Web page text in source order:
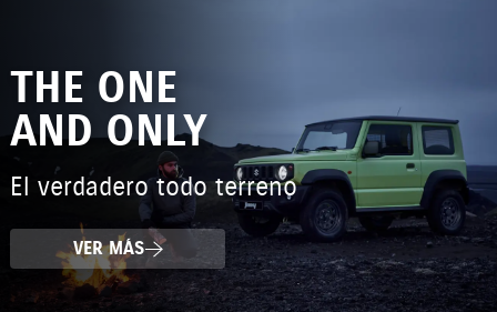
THE ONE
AND ONLY
El verdadero todo terreno
VER MÁS